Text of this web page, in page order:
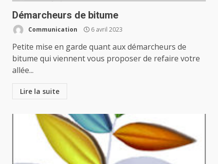
Démarcheurs de bitume
Communication 6 avril 2023
Petite mise en garde quant aux démarcheurs de
bitume qui viennent vous proposer de refaire votre
allée...
Lire la suite